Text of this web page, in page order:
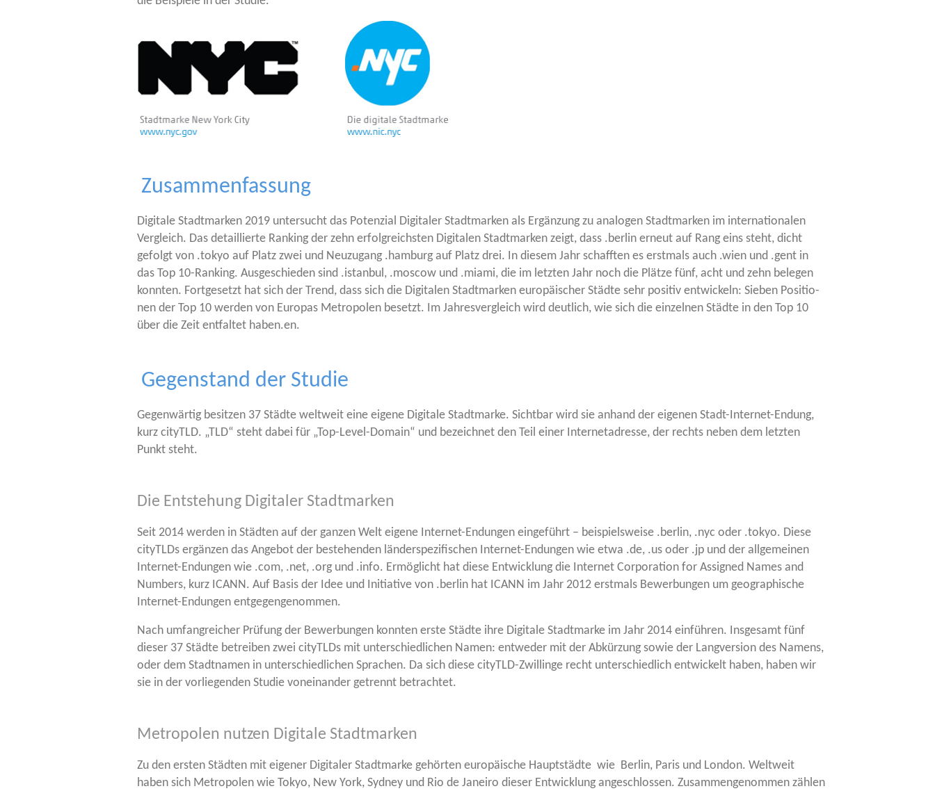
Zusammenfassung
Digi­ta­le Stadt­mar­ken 2019 unter­sucht das Poten­zi­al Digi­ta­ler Stadt­mar­ken als Ergän­zung zu ana­lo­gen Stadt­mar­ken im inter­na­tio­na­len
Ver­gleich. Das detail­lier­te Ran­king der zehn erfolg­reichs­ten Digi­ta­len Stadt­mar­ken zeigt, dass .ber­lin erneut auf Rang eins steht, dicht
gefolgt von .tokyo auf Platz zwei und Neu­zu­gang .ham­burg auf Platz drei. In die­sem Jahr schaff­ten es erst­mals auch .wien und .gent in
das Top 10-Ran­king. Aus­ge­schie­den sind .istan­bul, .moscow und .miami, die im letz­ten Jahr noch die Plät­ze fünf, acht und zehn bele­gen
konn­ten. Fort­ge­setzt hat sich der Trend, dass sich die Digi­ta­len Stadt­mar­ken euro­päi­scher Städ­te sehr posi­tiv ent­wi­ckeln: Sie­ben Posi­tio­
nen der Top 10 wer­den von Euro­pas Metro­po­len besetzt. Im Jah­res­ver­gleich wird deut­lich, wie sich die ein­zel­nen Städ­te in den Top 10
über die Zeit ent­fal­tet haben.en.
Gegenstand der Studie
Gegen­wär­tig besit­zen 37 Städ­te welt­weit eine eige­ne Digi­ta­le Stadt­mar­ke. Sicht­bar wird sie anhand der eige­nen Stadt-Inter­net-Endung,
kurz cityTLD. „TLD“ steht dabei für „Top-Level-Domain“ und bezeich­net den Teil einer Inter­net­adres­se, der rechts neben dem letz­ten
Punkt steht.
Die Entstehung Digitaler Stadtmarken
Seit 2014 wer­den in Städ­ten auf der gan­zen Welt eige­ne Inter­net-Endun­gen ein­ge­führt – bei­spiels­wei­se .ber­lin, .nyc oder .tokyo. Die­se
cityTLDs ergän­zen das Ange­bot der bestehen­den län­der­spe­zi­fi­schen Inter­net-Endun­gen wie etwa .de, .us oder .jp und der all­ge­mei­nen
Inter­net-Endun­gen wie .com, .net, .org und .info. Ermög­licht hat die­se Ent­wick­lung die Inter­net Cor­po­ra­ti­on for Assi­gned Names and
Num­bers, kurz ICANN. Auf Basis der Idee und Initia­ti­ve von .ber­lin hat ICANN im Jahr 2012 erst­mals Bewer­bun­gen um geo­gra­phi­sche
Inter­net-Endun­gen entgegengenommen.
Nach umfang­rei­cher Prü­fung der Bewer­bun­gen konn­ten ers­te Städ­te ihre Digi­ta­le Stadt­mar­ke im Jahr 2014 ein­füh­ren. Ins­ge­samt fünf
die­ser 37 Städ­te betrei­ben zwei cityTLDs mit unter­schied­li­chen Namen: ent­we­der mit der Abkür­zung sowie der Lang­ver­si­on des Namens,
oder dem Stadt­na­men in unter­schied­li­chen Spra­chen. Da sich die­se cityTLD-Zwil­lin­ge recht unter­schied­lich ent­wi­ckelt haben, haben wir
sie in der vor­lie­gen­den Stu­die von­ein­an­der getrennt betrachtet.
Metropolen nutzen Digitale Stadtmarken
Zu den ers­ten Städ­ten mit eige­ner Digi­ta­ler Stadt­mar­ke gehör­ten euro­päi­sche Haupt­städ­te wie Ber­lin, Paris und Lon­don. Welt­weit
haben sich Metro­po­len wie Tokyo, New York, Syd­ney und Rio de Janei­ro die­ser Ent­wick­lung ange­schlos­sen. Zusam­men­ge­nom­men zäh­len